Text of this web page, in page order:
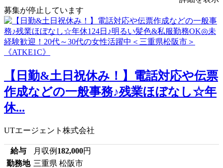
募集が停止しています
【日勤&土日祝休み！】電話対応や伝票
作成などの一般事務♪残業ほぼなし☆年
休...
UTエージェント株式会社
給与 月収例 182,000円
勤務地 三重県 松阪市